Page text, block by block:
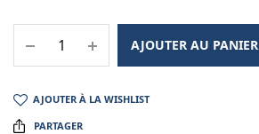
AJOUTER AU PANIER
AJOUTER À LA WISHLIST
PARTAGER